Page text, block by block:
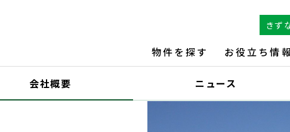
きず
物件を探す お役立ち情
会社概要 ニュース